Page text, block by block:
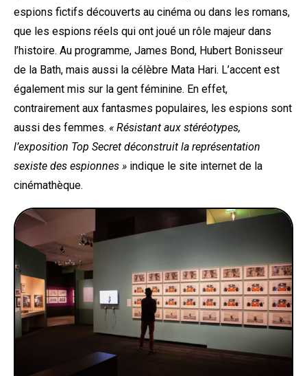
espions fictifs découverts au cinéma ou dans les romans,
que les espions réels qui ont joué un rôle majeur dans
l’histoire. Au programme, James Bond, Hubert Bonisseur
de la Bath, mais aussi la célèbre Mata Hari. L’accent est
également mis sur la gent féminine. En effet,
contrairement aux fantasmes populaires, les espions sont
aussi des femmes. « Résistant aux stéréotypes,
l’exposition Top Secret déconstruit la représentation
sexiste des espionnes » indique le site internet de la
cinémathèque.